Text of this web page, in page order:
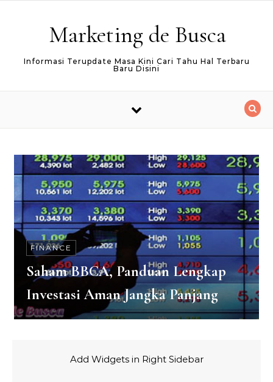
Marketing de Busca
Informasi Terupdate Masa Kini Cari Tahu Hal Terbaru
Baru Disini
FINANCE
Saham BBCA, Panduan Lengkap
Investasi Aman Jangka Panjang
Add Widgets in Right Sidebar